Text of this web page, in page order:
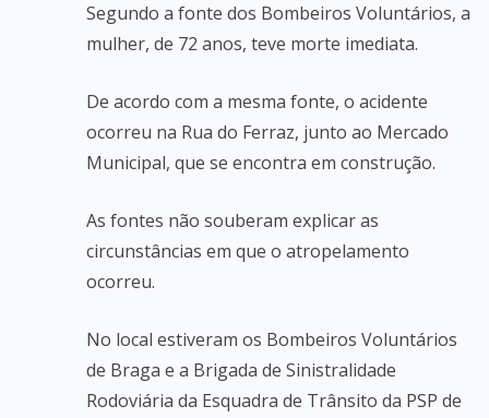
Segundo a fonte dos Bombeiros Voluntários, a
mulher, de 72 anos, teve morte imediata.
De acordo com a mesma fonte, o acidente
ocorreu na Rua do Ferraz, junto ao Mercado
Municipal, que se encontra em construção.
As fontes não souberam explicar as
circunstâncias em que o atropelamento
ocorreu.
No local estiveram os Bombeiros Voluntários
de Braga e a Brigada de Sinistralidade
Rodoviária da Esquadra de Trânsito da PSP de